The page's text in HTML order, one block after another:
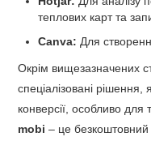
теплових карт та
Canva: Для
Окрім вищезазначених
спеціалізовані рішення,
конверсії, особливо для
mobi – це безкоштовний